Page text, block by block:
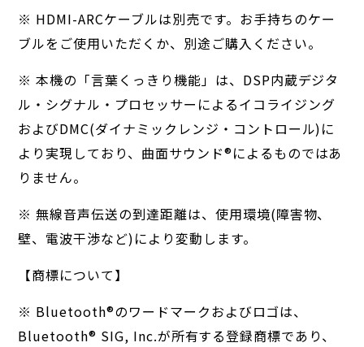
※ HDMI-ARCケーブルは別売です。お手持ちのケー
ブルをご使用いただくか、別途ご購入ください。
※ 本機の「言葉くっきり機能」は、DSP内蔵デジタ
ル・シグナル・プロセッサーによるイコライジング
およびDMC(ダイナミックレンジ・コントロール)に
より実現しており、曲面サウンド®によるものではあ
りません。
※ 無線音声伝送の到達距離は、使用環境(障害物、
壁、電波干渉など)により変動します。
【商標について】
※ Bluetooth®︎のワードマークおよびロゴは、
Bluetooth®︎ SIG, Inc.が所有する登録商標であり、